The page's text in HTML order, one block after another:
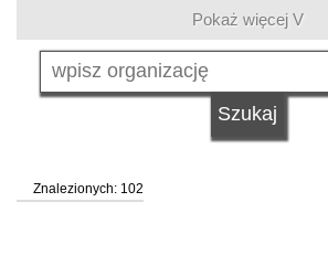
typ uczelni
Pokaż więcej V
Znalezionych: 102